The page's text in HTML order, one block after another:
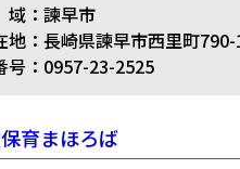
：諫早市
地：長崎県諫早市西里町
号：0957-23-2525
育まほろば